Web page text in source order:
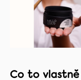
Kontakt
Co to vlastně